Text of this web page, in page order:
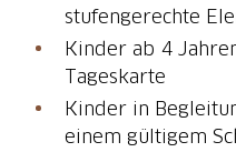
stufengerechte
Kinder ab 4
Tageskarte
Kinder in
einem gültigem